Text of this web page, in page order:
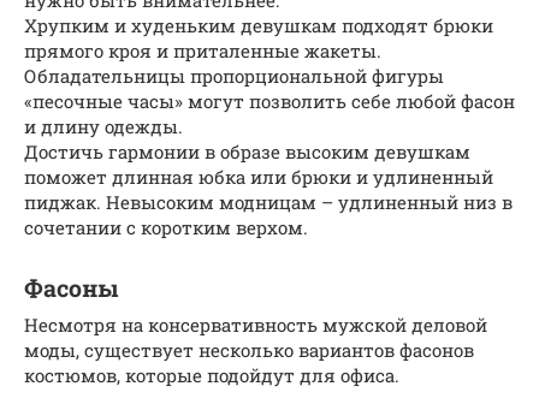
Хрупким и худеньким девушкам подходят брюки
прямого кроя и приталенные жакеты.
Обладательницы пропорциональной фигуры
«песочные часы» могут позволить себе любой фасон
и длину одежды.
Достичь гармонии в образе высоким девушкам
поможет длинная юбка или брюки и удлиненный
пиджак. Невысоким модницам – удлиненный низ в
сочетании с коротким верхом.
Фасоны
Несмотря на консервативность мужской деловой
моды, существует несколько вариантов фасонов
костюмов, которые подойдут для офиса.